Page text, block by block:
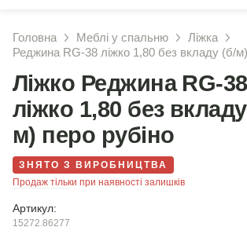
знайдено. Уточніть свій запит
Головна Меблі у спальню
Ліжка
Реджина RG-38 ліжко 1,80 без вкладу (б/м)
Ліжко Реджина RG-38
ліжко 1,80 без
м) перо рубіно
ЗНЯТО З ВИРОБНИЦТВА
Продаж тільки при наявності залишків
Артикул:
15272.86277